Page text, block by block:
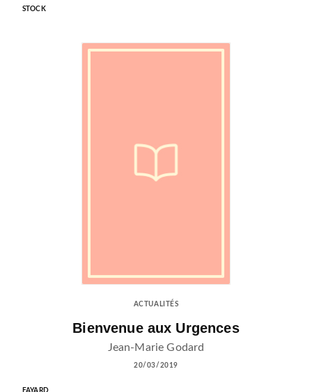
STOCK
ACTUALITÉS
Bienvenue aux Urgences
Jean-Marie Godard
20/03/2019
FAYARD